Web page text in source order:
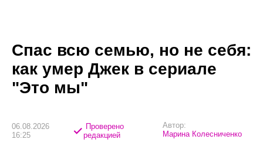
Спас всю семью, но не себя:
как умер Джек в сериале
"Это мы"
06.08.2026
16:25
Проверено
редакцией
Автор:
Марина Колесниченко